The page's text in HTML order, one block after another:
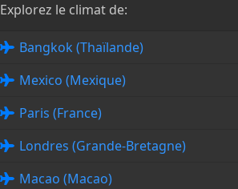
Explorez le climat de:
Bangkok (Thaïlande)
Mexico (Mexique)
Paris (France)
Londres (Grande-Bretagne)
Macao (Macao)